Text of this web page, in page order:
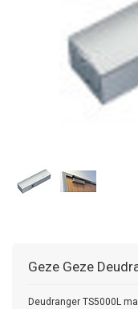
Geze Geze
Deudranger TS5000L